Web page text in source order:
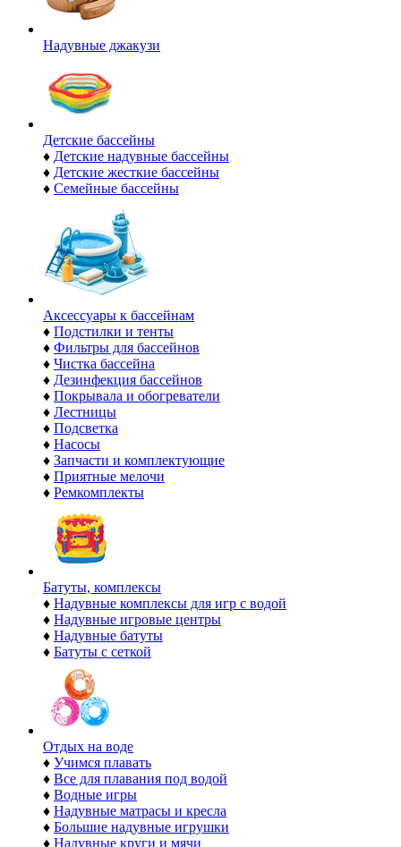
Надувные джакузи
Детские бассейны
♦ Детские надувные бассейны
♦ Детские жесткие бассейны
♦ Семейные бассейны
Аксессуары к бассейнам
♦ Подстилки и тенты
♦ Фильтры для бассейнов
♦ Чистка бассейна
♦ Дезинфекция бассейнов
♦ Покрывала и обогреватели
♦ Лестницы
♦ Подсветка
♦ Насосы
♦ Запчасти и комплектующие
♦ Приятные мелочи
♦ Ремкомплекты
Батуты, комплексы
♦ Надувные комплексы для игр с водой
♦ Надувные игровые центры
♦ Надувные батуты
♦ Батуты с сеткой
Отдых на воде
♦ Учимся плавать
♦ Все для плавания под водой
♦ Водные игры
♦ Надувные матрасы и кресла
♦ Большие надувные игрушки
♦ Надувные круги и мячи